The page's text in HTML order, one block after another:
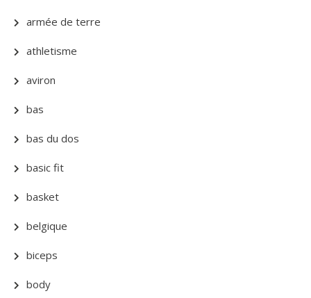
armée de terre
athletisme
aviron
bas
bas du dos
basic fit
basket
belgique
biceps
body